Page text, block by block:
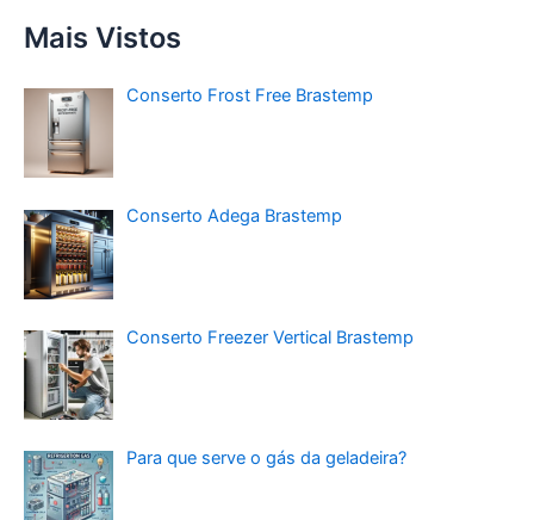
Mais Vistos
Conserto Frost Free Brastemp
Conserto Adega Brastemp
Conserto Freezer Vertical Brastemp
Para que serve o gás da geladeira?